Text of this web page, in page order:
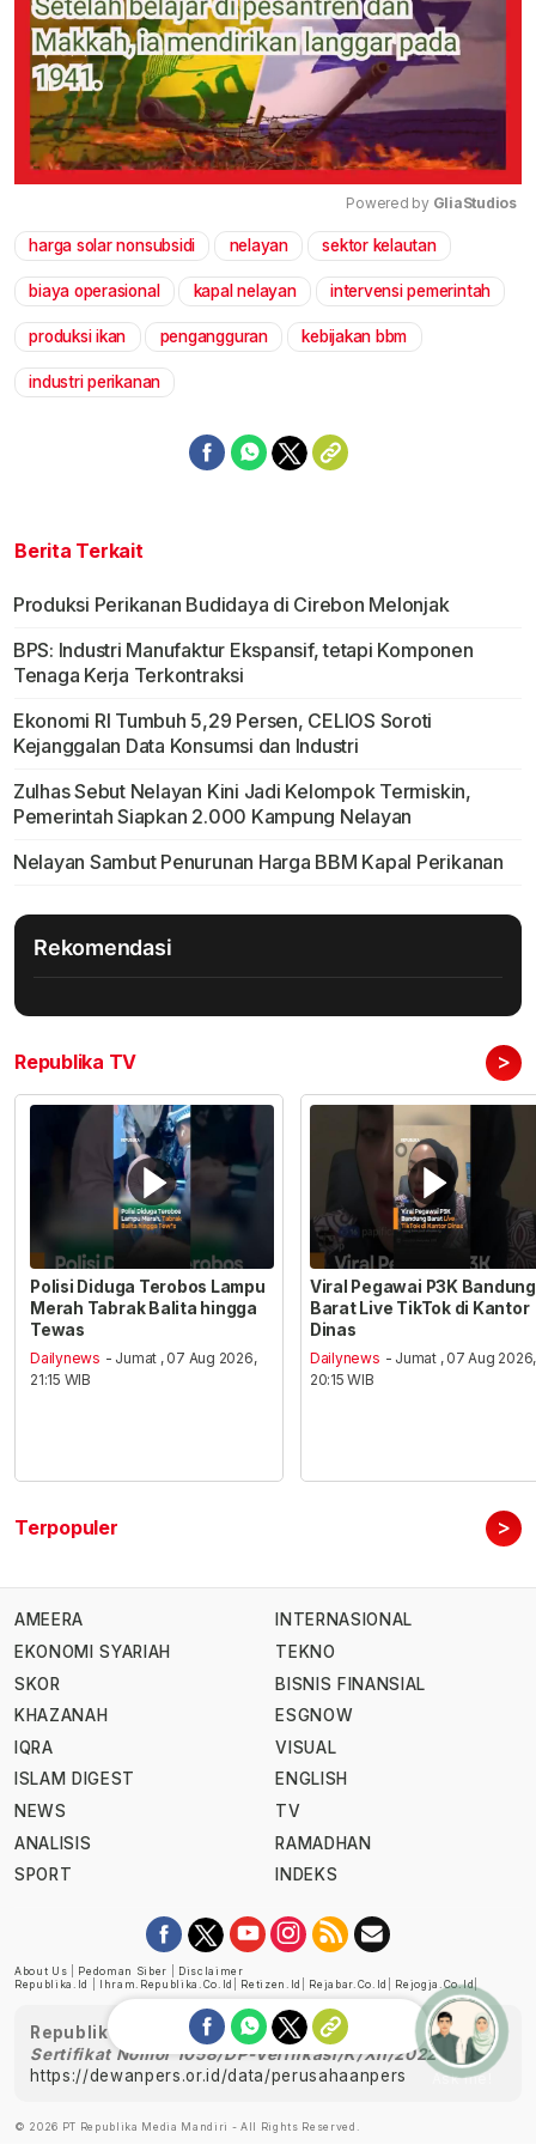
Mute
Powered by GliaStudios
harga solar nonsubsidi nelayan sektor kelautan
biaya operasional kapal nelayan intervensi pemerintah
produksi ikan pengangguran kebijakan bbm
industri perikanan
Berita Terkait
Produksi Perikanan Budidaya di Cirebon Melonjak
BPS: Industri Manufaktur Ekspansif, tetapi Komponen
Tenaga Kerja Terkontraksi
Ekonomi RI Tumbuh 5,29 Persen, CELIOS Soroti
Kejanggalan Data Konsumsi dan Industri
Zulhas Sebut Nelayan Kini Jadi Kelompok Termiskin,
Pemerintah Siapkan 2.000 Kampung Nelayan
Nelayan Sambut Penurunan Harga BBM Kapal Perikanan
Rekomendasi
Republika TV >
Polisi Diduga Terobos Lampu
Merah Tabrak Balita hingga
Tewas
Dailynews - Jumat , 07 Aug 2026,
21:15 WIB
Viral Pegawai P3K Bandung
Barat Live TikTok di Kantor
Dinas
Dailynews - Jumat , 07 Aug 2026,
20:15 WIB
Terpopuler >
AMEERA
EKONOMI SYARIAH
SKOR
KHAZANAH
IQRA
ISLAM DIGEST
NEWS
ANALISIS
SPORT
INTERNASIONAL
TEKNO
BISNIS FINANSIAL
ESGNOW
VISUAL
ENGLISH
TV
RAMADHAN
INDEKS
About Us Pedoman Siber
Disclaimer
Republika.id
Ihram.republika.co.id Retizen.id Rejabar.co.id Rejogja.co.id|
Republika telah diverifikasi oleh Dewan Pers
Sertifikat Nomor 1058/DP-Verifikasi/K/XII/2022
https://dewanpers.or.id/data/perusahaanpers
© 2026 PT Republika Media Mandiri - All Rights Reserved.
Ask me!